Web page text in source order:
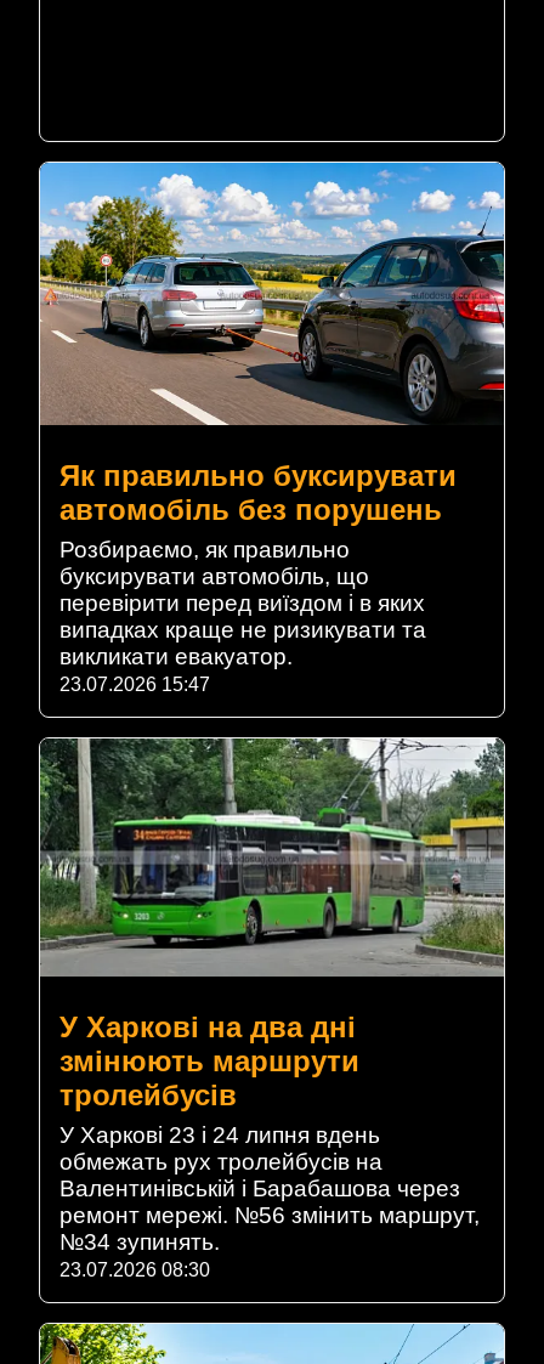
Як правильно буксирувати
автомобіль без порушень
Розбираємо, як правильно
буксирувати автомобіль, що
перевірити перед виїздом і в яких
випадках краще не ризикувати та
викликати евакуатор.
23.07.2026 15:47
У Харкові на два дні
змінюють маршрути
тролейбусів
У Харкові 23 і 24 липня вдень
обмежать рух тролейбусів на
Валентинівській і Барабашова через
ремонт мережі. №56 змінить маршрут,
№34 зупинять.
23.07.2026 08:30